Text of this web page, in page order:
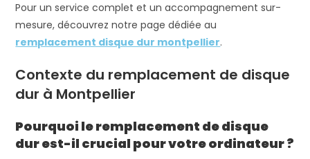
Pour un service complet et un accompagnement sur-
mesure, découvrez notre page dédiée au
remplacement disque dur montpellier.
Contexte du remplacement de disque
dur à Montpellier
Pourquoi le remplacement de disque
dur est-il crucial pour votre ordinateur ?